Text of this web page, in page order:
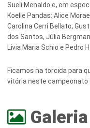
Sueli Menaldo e, em
Koelle Pandas: Alice
Carolina Cerri Bellato,
dos Santos, Júlia
Livia Maria Schio e Pedro
Ficamos na torcida para
vitória neste campeonato
Galeria